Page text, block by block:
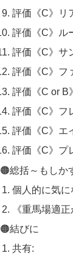
評価《C》リ
評価《C》ル
評価《C》サ
評価《C》フ
評価《C or B
評価《C》フ
評価《C》エ
評価《C》プ
🟠総括～もしか
個人的に気
《重馬場適
🟠結びに
共有: